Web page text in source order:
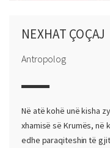
NEXHAT ÇOÇAJ
Antropolog
Në atë kohë unë kisha
xhamisë së Krumës,
edhe paraqiteshin të